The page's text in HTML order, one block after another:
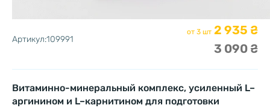
Артикул:109991
от 3 шт 2 935 ₴
3 090 ₴
Витаминно-минеральный комплекс, усиленный L–
аргинином и L–карнитином для подготовки